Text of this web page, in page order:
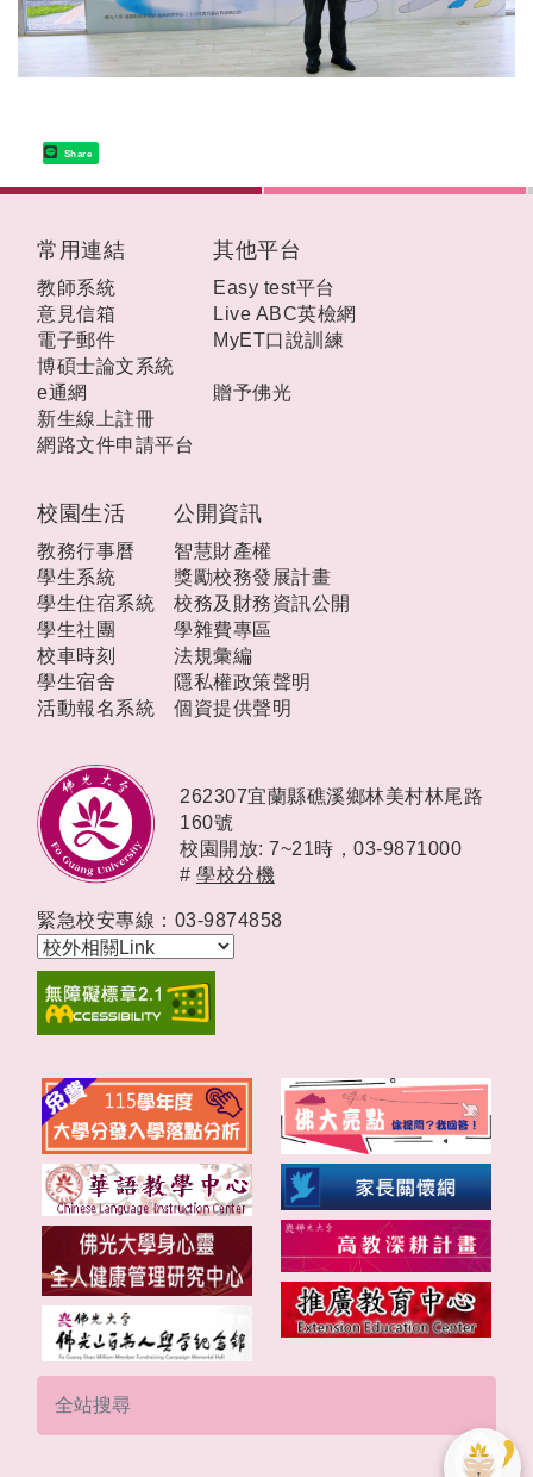
Share
校園生活
教務行事曆
學生系統
學生住宿系統
學生社團
校車時刻
學生宿舍
活動報名系統
公開資訊
智慧財產權
獎勵校務發展計畫
校務及財務資訊公開
學雜費專區
法規彙編
隱私權政策聲明
個資提供聲明
常用連結
教師系統
意見信箱
電子郵件
博碩士論文系統
e通網
新生線上註冊
網路文件申請平台
其他平台
Easy test平台
Live ABC英檢網
MyET口說訓練
贈予佛光
262307宜蘭縣礁溪鄉林美村林尾路
160號
校園開放: 7~21時， 03-9871000
# 學校分機
緊急校安專線：03-9874858